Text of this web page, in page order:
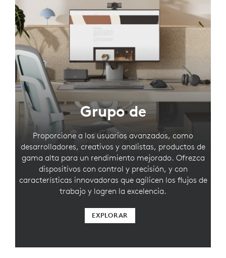
Grupo de
Proporcione a los usuarios avanzados, como
desarrolladores, creativos y analistas, productos de
gama alta para un rendimiento mejorado. Ofrezca
dispositivos con control y precisión, y con
características innovadoras que agilicen los flujos de
trabajo y logren la excelencia.
EXPLORAR